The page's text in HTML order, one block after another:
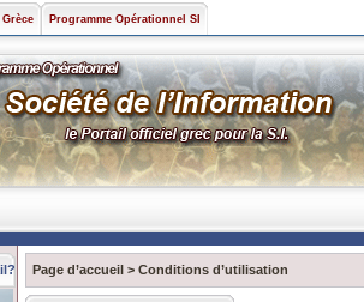
Programme Opérationnel SI
Page d’accueil > Conditions d’utilisation